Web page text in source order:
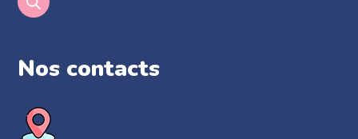
Nos contacts​